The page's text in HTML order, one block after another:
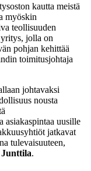
kautta meistä
myöskin
teollisuuden
jolla on
pohjan kehittää
toimitusjohtaja
johtavaksi
nousta
asiakaspintaa uusille
jatkavat
tulevaisuuteen,
.